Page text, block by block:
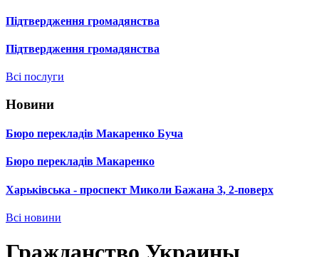
Підтвердження громадянства
Підтвердження громадянства
Всі послуги
Новини
Бюро перекладів Макаренко Буча
Бюро перекладів Макаренко
Харьківська - проспект Миколи Бажана 3, 2-поверх
Всі новини